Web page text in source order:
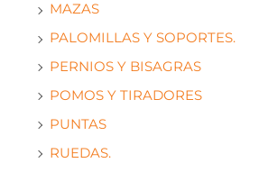
MAZAS
PALOMILLAS Y SOPORTES.
PERNIOS Y BISAGRAS
POMOS Y TIRADORES
PUNTAS
RUEDAS.